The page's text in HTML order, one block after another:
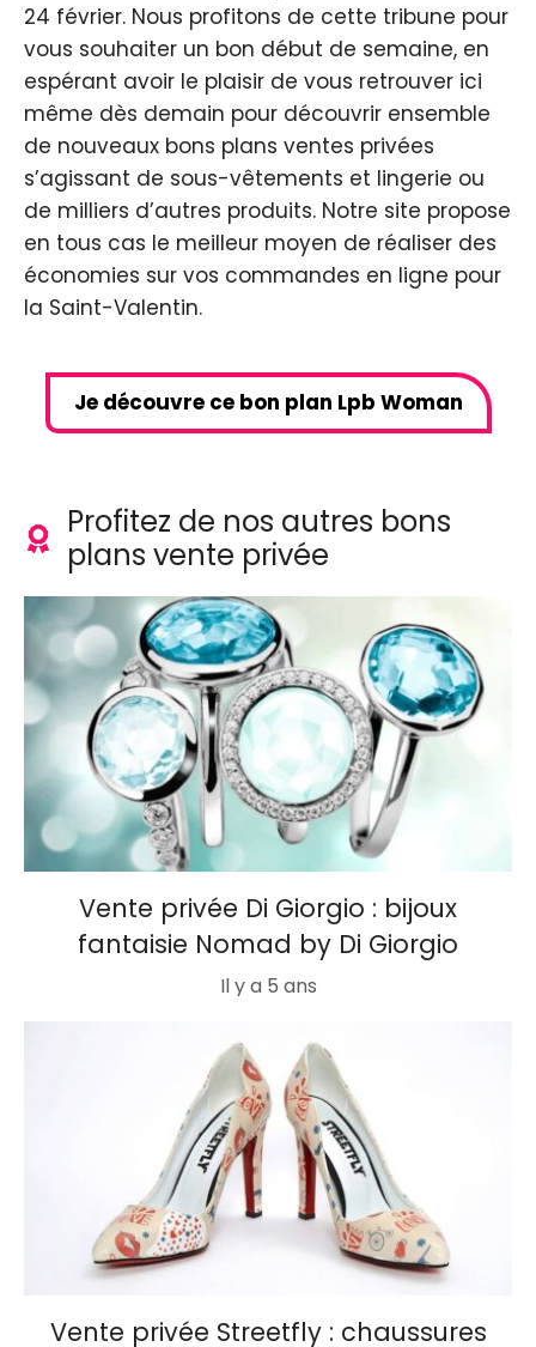
24 février. Nous profitons de cette tribune pour
vous souhaiter un bon début de semaine, en
espérant avoir le plaisir de vous retrouver ici
même dès demain pour découvrir ensemble
de nouveaux bons plans ventes privées
s’agissant de sous-vêtements et lingerie ou
de milliers d’autres produits. Notre site propose
en tous cas le meilleur moyen de réaliser des
économies sur vos commandes en ligne pour
la Saint-Valentin.
Je découvre ce bon plan Lpb Woman
Profitez de nos autres bons
plans vente privée
Vente privée Di Giorgio : bijoux
fantaisie Nomad by Di Giorgio
Il y a 5 ans
Vente privée Streetfly : chaussures